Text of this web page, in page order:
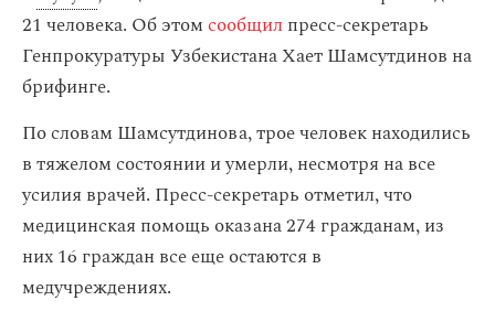
21 человека. Об этомсообщил пресс-секретарь
Генпрокуратуры Узбекистана Хает Шамсутдинов на
брифинге.
По словам Шамсутдинова, трое человек находились
в тяжелом состоянии и умерли, несмотря на все
усилия врачей. Пресс-секретарь отметил, что
медицинская помощь оказана 274 гражданам, из
них 16 граждан все еще остаются в
медучреждениях.